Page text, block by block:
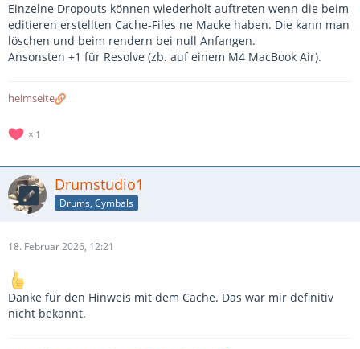
Einzelne Dropouts können wiederholt auftreten wenn die beim
editieren erstellten Cache-Files ne Macke haben. Die kann man
löschen und beim rendern bei null Anfangen.
Ansonsten +1 für Resolve (zb. auf einem M4 MacBook Air).
heimseite
1
Drumstudio1
Drums, Cymbals
18. Februar 2026, 12:21
Danke für den Hinweis mit dem Cache. Das war mir definitiv
nicht bekannt.